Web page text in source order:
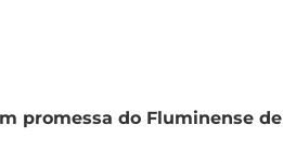
promessa do Fluminense de